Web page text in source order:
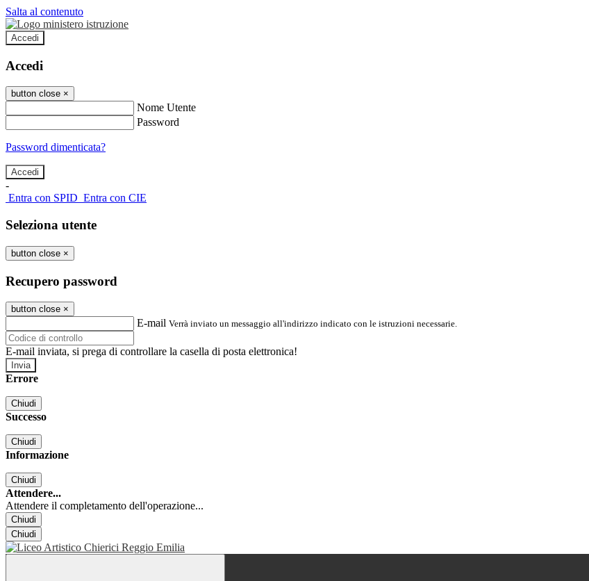
Salta al contenuto
Accedi
Accedi
button close ×
Nome Utente
Password
Password dimenticata?
-
Entra con SPID Entra con CIE
Seleziona utente
button close ×
Recupero password
button close ×
E-mail Verrà inviato un messaggio all'indirizzo indicato con le istruzioni necessarie.
E-mail inviata, si prega di controllare la casella di posta elettronica!
Errore
Chiudi
Successo
Chiudi
Informazione
Chiudi
Attendere...
Attendere il completamento dell'operazione...
Chiudi
Chiudi